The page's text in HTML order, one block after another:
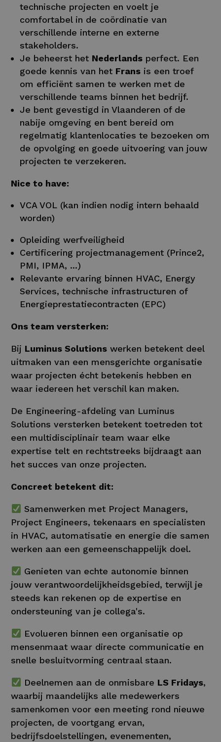
technische projecten en voelt je
comfortabel in de coördinatie van
verschillende interne en externe
stakeholders.
Je beheerst het Nederlands perfect. Een
goede kennis van het Frans is een troef
om efficiënt samen te werken met de
verschillende teams binnen het bedrijf.
Je bent gevestigd in Vlaanderen of de
nabije omgeving en bent bereid om
regelmatig klantenlocaties te bezoeken om
de opvolging en goede uitvoering van jouw
projecten te verzekeren.
Nice to have:
VCA VOL (kan indien nodig intern behaald
worden)
Opleiding werfveiligheid
Certificering projectmanagement (Prince2,
PMI, IPMA, ...)
Relevante ervaring binnen HVAC, Energy
Services, technische infrastructuren of
Energieprestatiecontracten (EPC)
Ons team versterken:
Bij Luminus Solutions werken betekent deel
uitmaken van een mensgerichte organisatie
waar projecten écht betekenis hebben en
waar iedereen het verschil kan maken.
De Engineering-afdeling van Luminus
Solutions versterken betekent toetreden tot
een multidisciplinair team waar elke
expertise telt en rechtstreeks bijdraagt aan
het succes van onze projecten.
Concreet betekent dit:
Samenwerken met Project Managers,
Project Engineers, tekenaars en specialisten
in HVAC, automatisatie en energie die samen
werken aan een gemeenschappelijk doel.
Genieten van echte autonomie binnen
jouw verantwoordelijkheidsgebied, terwijl je
steeds kan rekenen op de expertise en
ondersteuning van je collega's.
Evolueren binnen een organisatie op
mensenmaat waar directe communicatie en
snelle besluitvorming centraal staan.
Deelnemen aan de onmisbare LS Fridays,
waarbij maandelijks alle medewerkers
samenkomen voor een meeting rond nieuwe
projecten, de voortgang ervan,
bedrijfsdoelstellingen, evenementen,